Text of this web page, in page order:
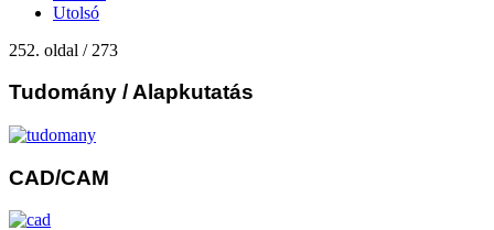
Utolsó
252. oldal / 273
Tudomány / Alapkutatás
CAD/CAM